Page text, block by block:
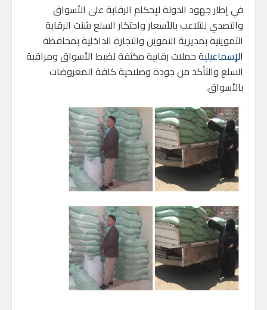
في إطار جهود الدولة لإحكام الرقابة على الأسواق
والتصدي للتلاعب بالأسعار واحتكار السلع شنت الرقابة
التموينية بمديرية التموين والتجارة الداخلية بمحافظة
الإسماعيليةحملات رقابية مكثفة لضبط الأسواق ومراقبة
السلع والتأكد من جودة وصلاحية كافة المعروضات
بالأسواق.